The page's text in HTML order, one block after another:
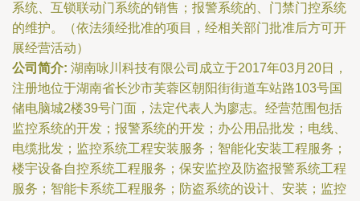
系统、互锁联动门系统的销售；报警系统的、门禁门控系统
的维护。（依法须经批准的项目，经相关部门批准后方可开
展经营活动）
公司简介: 湖南咏川科技有限公司成立于2017年03月20日，
注册地位于湖南省长沙市芙蓉区朝阳街街道车站路103号国
储电脑城2楼39号门面，法定代表人为廖志。经营范围包括
监控系统的开发；报警系统的开发；办公用品批发；电线、
电缆批发；监控系统工程安装服务；智能化安装工程服务；
楼宇设备自控系统工程服务；保安监控及防盗报警系统工程
服务；智能卡系统工程服务；防盗系统的设计、安装；监控